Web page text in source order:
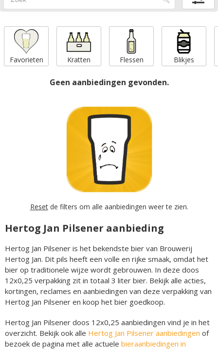
Favorieten Kratten Flessen Blikjes
Geen aanbiedingen gevonden.
Resetde filters om alle aanbiedingen weer te zien.
Hertog Jan Pilsener aanbieding
Hertog Jan Pilsener is het bekendste bier van Brouwerij
Hertog Jan. Dit pils heeft een volle en rijke smaak, omdat het
bier op traditionele wijze wordt gebrouwen. In deze doos
12x0,25 verpakking zit in totaal 3 liter bier. Bekijk alle acties,
kortingen, reclames en aanbiedingen van deze verpakking van
Hertog Jan Pilsener en koop het bier goedkoop.
Hertog Jan Pilsener doos 12x0,25 aanbiedingen vind je in het
overzicht. Bekijk ook alle Hertog Jan Pilsener aanbiedingen of
bezoek de pagina met alle actuele bieraanbiedingen in